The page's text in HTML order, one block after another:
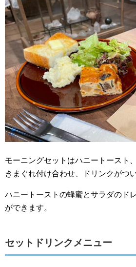
モーニングセットはハニートースト
きまぐれ付け合わせ、ドリンクがつ
ハニートーストの蜂蜜とサラダのド
ができます。
セットドリンクメニュー